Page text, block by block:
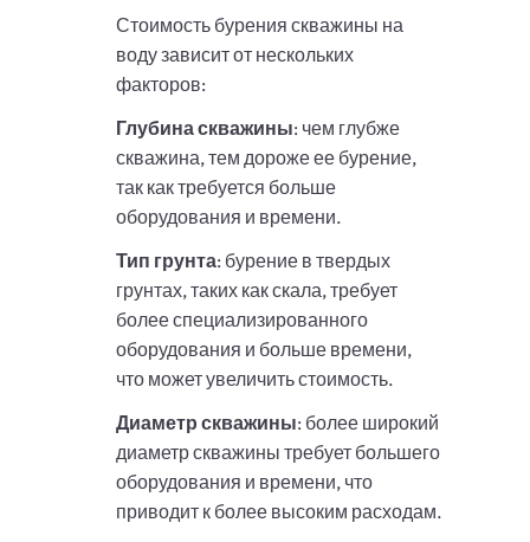
Стоимость бурения скважины на
воду зависит от нескольких
факторов:
Глубина скважины: чем глубже
скважина, тем дороже ее бурение,
так как требуется больше
оборудования и времени.
Тип грунта: бурение в твердых
грунтах, таких как скала, требует
более специализированного
оборудования и больше времени,
что может увеличить стоимость.
Диаметр скважины: более широкий
диаметр скважины требует большего
оборудования и времени, что
приводит к более высоким расходам.